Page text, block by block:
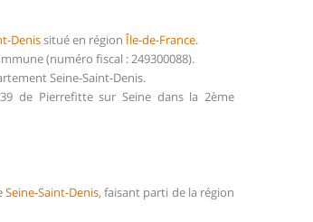
Denissitué en région Île-de-France.
(numéro fiscal : 249300088).
Seine-Saint-Denis.
de Pierrefitte sur Seine dans la 2ème
Seine-Saint-Denis, faisant parti de la région